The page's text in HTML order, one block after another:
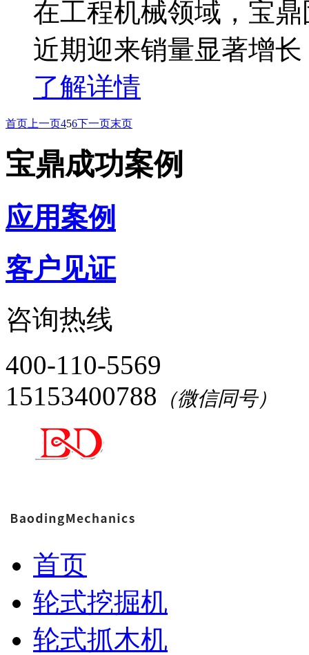
在工程机械领域，宝
近期迎来销量显著增
了解详情
首页 上一页456下一页末页
宝鼎成功案例
应用案例
客户见证
咨询热线
400-110-5569
15153400788 （微信同号）
首页
轮式挖掘机
轮式抓木机